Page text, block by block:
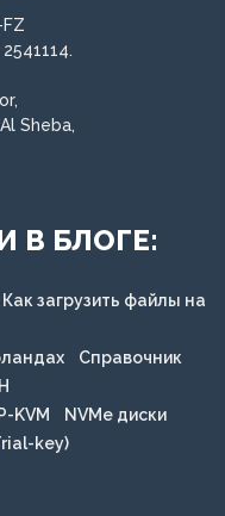
Sheba,
В БЛОГЕ:
Как загрузить файлы на
Справочник
KVM
NVMe диски
key)